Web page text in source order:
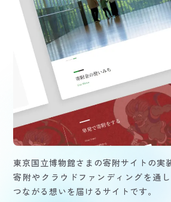
東京国立博物館さまの寄附サイトの実
寄附やクラウドファンディングを通
つながる想いを届けるサイトです。